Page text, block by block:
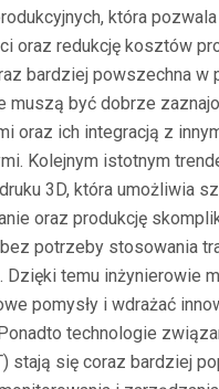
która
oraz redukcję kosztów
bardziej powszechna w
muszą być dobrze
oraz ich integracją z
Kolejnym istotnym
3D, która umożliwia
oraz produkcję
potrzeby stosowania
Dzięki temu inżynierowie
pomysły i wdrażać
technologie
stają się coraz bardziej